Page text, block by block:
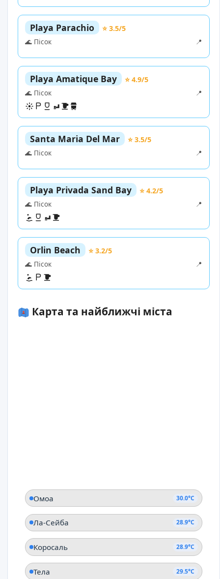
Playa Parachio
⭐ 3.5/5
🌊 Пісок
📍
Playa Amatique Bay
⭐ 4.9/5
🌊 Пісок
📍
Santa Maria Del Mar
⭐ 3.5/5
🌊 Пісок
📍
Playa Privada Sand Bay
⭐ 4.2/5
🌊 Пісок
📍
Orlin Beach
⭐ 3.2/5
🌊 Пісок
📍
Карта та найближчі міста
Омоа 30.0°C
Ла-Сейба 28.9°C
Коросаль 28.9°C
Тела 29.5°C